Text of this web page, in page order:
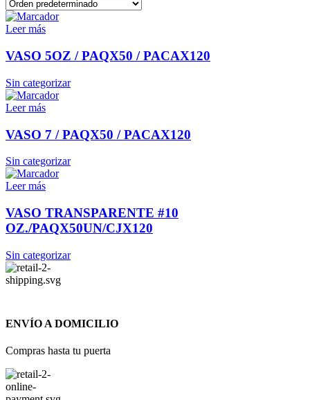
Leer más
VASO 5OZ / PAQX50 / PACAX120
Sin categorizar
Leer más
VASO 7 / PAQX50 / PACAX120
Sin categorizar
Leer más
VASO TRANSPARENTE #10
OZ./PAQX50UN/CJX120
Sin categorizar
ENVÍO A DOMICILIO
Compras hasta tu puerta